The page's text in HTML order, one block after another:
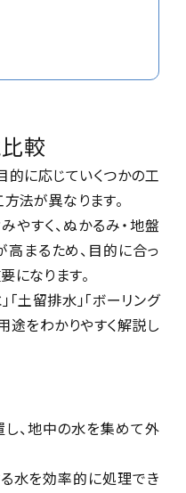
較
に応じていくつかの工
法が異なります。
すく、ぬかるみ・地盤
まるため、目的に合っ
になります。
土留排水」「ボーリング
途をわかりやすく解説し
、地中の水を集めて外
水を効率的に処理でき